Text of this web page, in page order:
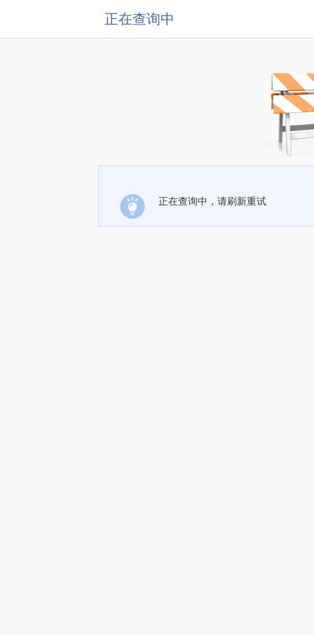
正在查询中
正在查询中，请刷新重试